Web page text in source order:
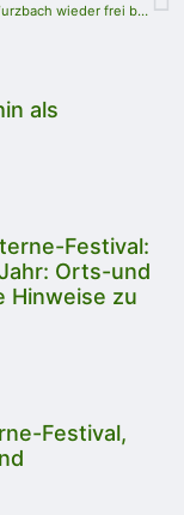
Stadtmitte Wurzbach wieder frei befahrbar
als
Festival:
Orts-und
Hinweise zu
Festival,